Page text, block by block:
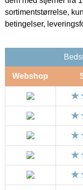
sortimentstørrelse,
betingelser,
Webshop